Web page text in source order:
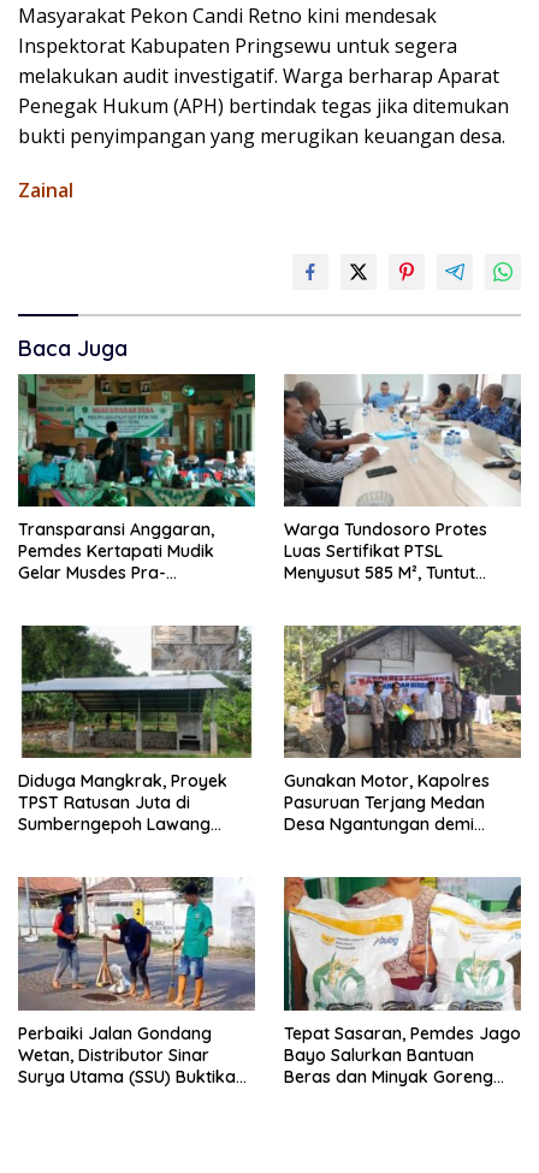
​Masyarakat Pekon Candi Retno kini mendesak
Inspektorat Kabupaten Pringsewu untuk segera
melakukan audit investigatif. Warga berharap Aparat
Penegak Hukum (APH) bertindak tegas jika ditemukan
bukti penyimpangan yang merugikan keuangan desa.
Zainal
Baca Juga
Transparansi Anggaran,
Pemdes Kertapati Mudik
Gelar Musdes Pra-
Warga Tundosoro Protes
Luas Sertifikat PTSL
Menyusut 585 M², Tuntut
Diduga Mangkrak, Proyek
TPST Ratusan Juta di
Sumberngepoh Lawang
Gunakan Motor, Kapolres
Pasuruan Terjang Medan
Desa Ngantungan demi
Perbaiki Jalan Gondang
Wetan, Distributor Sinar
Surya Utama (SSU) Buktikan
Tepat Sasaran, Pemdes Jago
Bayo Salurkan Bantuan
Beras dan Minyak Goreng